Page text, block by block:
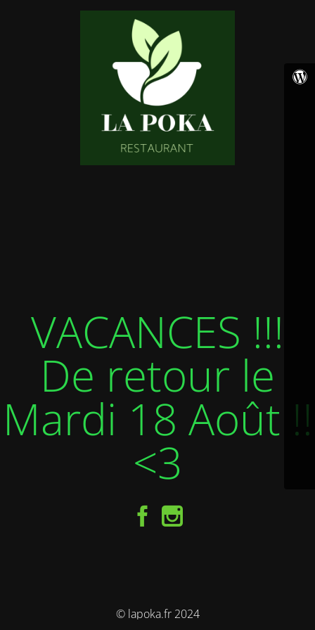
VACANCES !!!
De retour le
Mardi 18 Août !!
<3
© lapoka.fr 2024